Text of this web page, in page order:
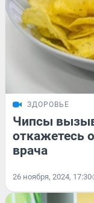
ЗДОРОВЬЕ
Чипсы
откажетесь
врача
26 ноября, 2024, 17:30